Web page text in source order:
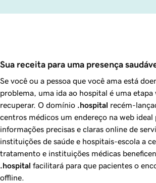
Sua receita para uma presença
Se você ou a pessoa que você ama está
problema, uma ida ao hospital é uma etapa
recuperar. O domínio .hospital recém-
centros médicos um endereço na web ideal
informações precisas e claras online de
instituições de saúde e hospitais-escola a
tratamento e instituições médicas
.hospital facilitará para que pacientes o
offline.